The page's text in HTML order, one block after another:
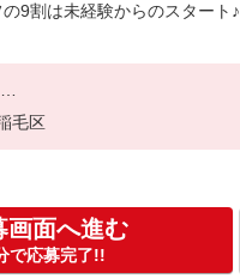
9割は未経験からのスタート♪
給（規定あり）
円支給(規定有)
くと,
支給(規定有)
毛区
画面へ進む
で応募完了!!